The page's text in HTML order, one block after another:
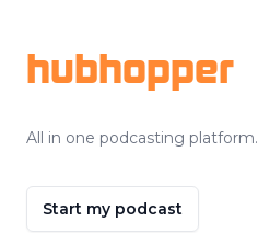
hubhopper
All in one podcasting platform.
Start my podcast